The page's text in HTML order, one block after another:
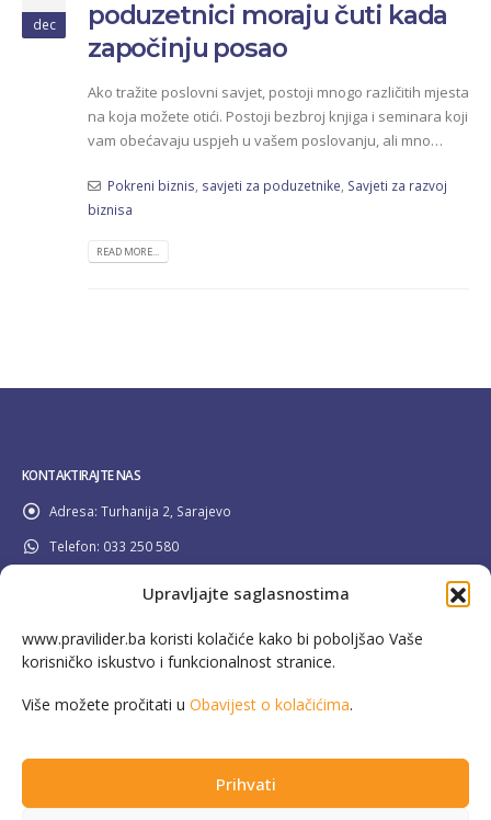
Upravljajte saglasnostima
www.pravilider.ba koristi kolačiće kako bi poboljšao Vaše
korisničko iskustvo i funkcionalnost stranice.
Više možete pročitati u Obavijest o kolačićima.
Prihvati
dec
poduzetnici moraju čuti kada
započinju posao
Ako tražite poslovni savjet, postoji mnogo različitih mjesta
na koja možete otići. Postoji bezbroj knjiga i seminara koji
vam obećavaju uspjeh u vašem poslovanju, ali mno…
Pokreni biznis savjeti za poduzetnike Savjeti za razvoj
biznisa
READ MORE...
KONTAKTIRAJTE NAS
Adresa: Turhanija 2, Sarajevo
Telefon: 033 250 580